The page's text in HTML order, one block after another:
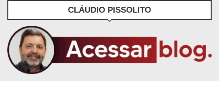
CLÁUDIO PISSOLITO